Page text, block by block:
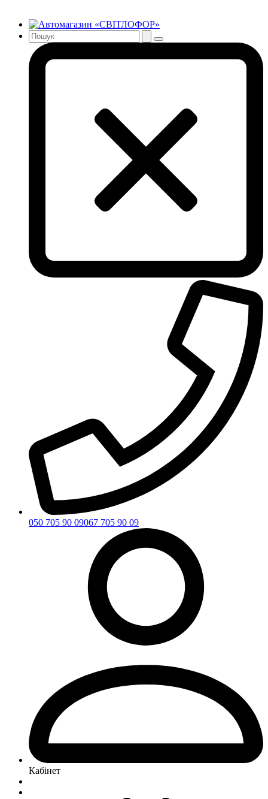
050 705 90 09067 705 90 09
Кабінет